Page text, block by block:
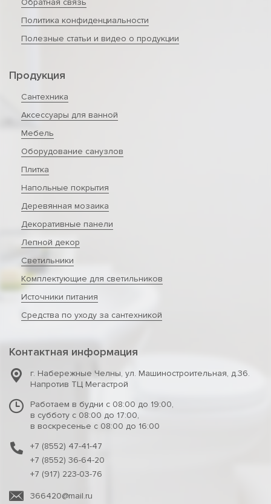
Обратная связь
Политика конфиденциальности
Полезные статьи и видео о продукции
Продукция
Сантехника
Аксессуары для ванной
Мебель
Оборудование санузлов
Плитка
Напольные покрытия
Деревянная мозаика
Декоративные панели
Лепной декор
Светильники
Комплектующие для светильников
Источники питания
Средства по уходу за сантехникой
Контактная информация
г. Набережные Челны, ул. Машиностроительная, д.36.
Напротив ТЦ Мегастрой
Работаем в будни с 08:00 до 19:00,
в субботу с 08:00 до 17:00,
в воскресенье с 08:00 до 16:00
+7 (8552) 47-41-47
+7 (8552) 36-64-20
+7 (917) 223-03-76
366420@mail.ru